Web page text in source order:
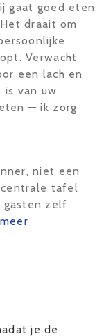
gaat goed eten
draait om
Verwacht
een lach en
van uw
— ik zorg
niet een
tafel
gasten zelf
je de